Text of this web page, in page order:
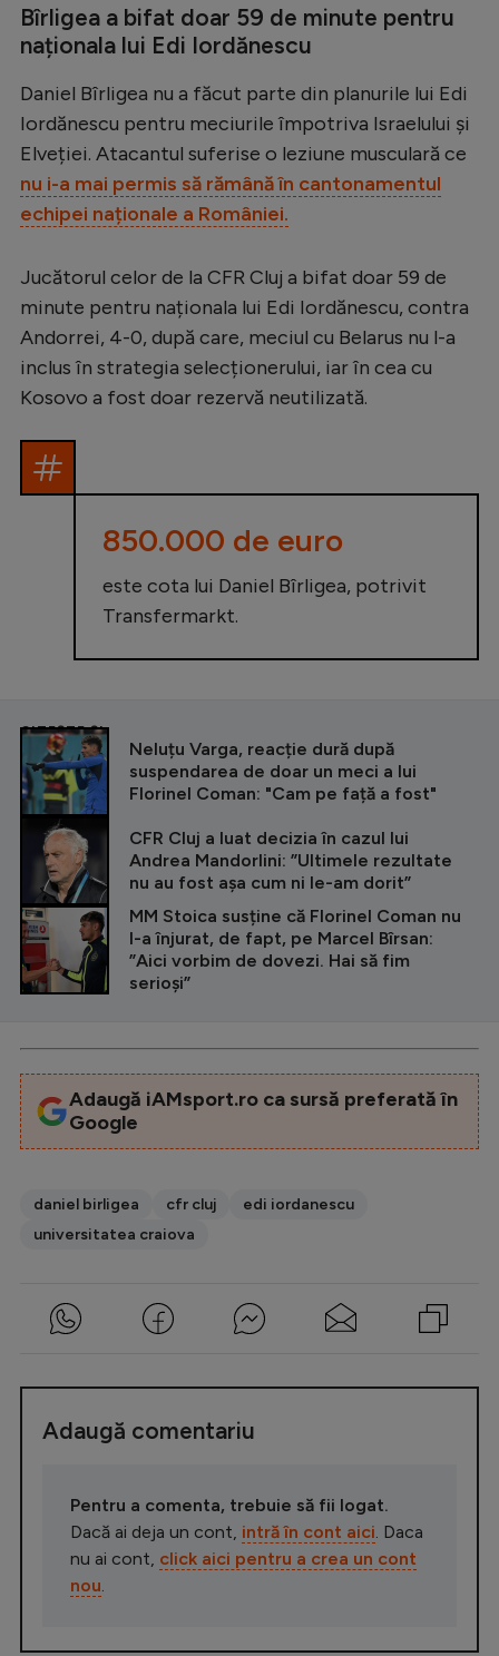
JO 2026
Intră în cont
Creează cont
Bîrligea a bifat doar 59 de minute pentru
naționala lui Edi Iordănescu
Daniel Bîrligea nu a făcut parte din planurile lui Edi
Iordănescu pentru meciurile împotriva Israelului și
Elveției. Atacantul suferise o leziune musculară ce
nu i-a mai permis să rămână în cantonamentul
echipei naționale a României.
Jucătorul celor de la CFR Cluj a bifat doar 59 de
minute pentru naționala lui Edi Iordănescu, contra
Andorrei, 4-0, după care, meciul cu Belarus nu l-a
inclus în strategia selecționerului, iar în cea cu
Kosovo a fost doar rezervă neutilizată.
850.000 de euro
este cota lui Daniel Bîrligea, potrivit
Transfermarkt.
CITEȘTE ȘI
Neluțu Varga, reacție dură după
suspendarea de doar un meci a lui
Florinel Coman: "Cam pe față a fost"
CFR Cluj a luat decizia în cazul lui
Andrea Mandorlini: ”Ultimele rezultate
nu au fost așa cum ni le-am dorit”
MM Stoica susține că Florinel Coman nu
l-a înjurat, de fapt, pe Marcel Bîrsan:
”Aici vorbim de dovezi. Hai să fim
serioși”
Adaugă iAMsport.ro ca sursă preferată în
Google
daniel birligea cfr cluj
edi iordanescu
universitatea craiova
Adaugă comentariu
Pentru a comenta, trebuie să fii logat.
Dacă ai deja un cont, intră în cont aici . Daca
nu ai cont, click aici pentru a crea un cont
nou